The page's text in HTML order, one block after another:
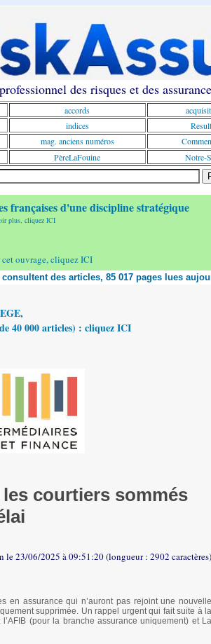
des risques et des
accords
indices
mag. anciens numéros
PèreLaFouine Notre-
françaises d'une discipline stratégique
plus, cliquez ICI
ouvrage, cliquez ICI
consultent des articles, 85 017 pages lues
40 000 articles) : cliquez ICI
courtiers sommés
23/06/2025 à 09:51:20 (longueur : 2902 caractères)
en assurance qui n’auront pas rejoint une nouvelle
supprimée. Un rappel urgent qui fait suite à la
(pour la branche assurance uniquement) et La